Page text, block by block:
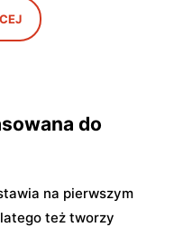
ul.
do
na pierwszym
też tworzy